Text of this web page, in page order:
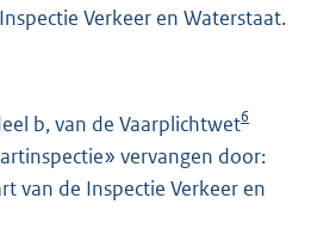
Verkeer en Waterstaat.
b, van de Vaarplichtwet6
vervangen door:
van de Inspectie Verkeer en